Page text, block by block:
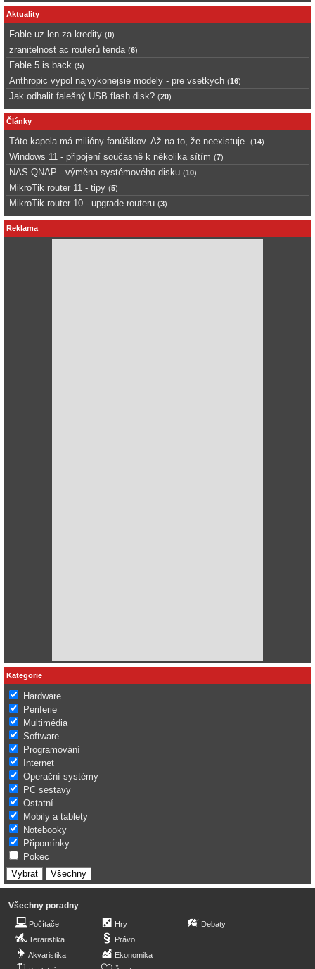
Aktuality
Fable uz len za kredity (0)
zranitelnost ac routerů tenda (6)
Fable 5 is back (5)
Anthropic vypol najvykonejsie modely - pre vsetkych (16)
Jak odhalit falešný USB flash disk? (20)
Články
Táto kapela má milióny fanúšikov. Až na to, že neexistuje. (14)
Windows 11 - připojení současně k několika sítím (7)
NAS QNAP - výměna systémového disku (10)
MikroTik router 11 - tipy (5)
MikroTik router 10 - upgrade routeru (3)
Reklama
Kategorie
Hardware
Periferie
Multimédia
Software
Programování
Internet
Operační systémy
PC sestavy
Ostatní
Mobily a tablety
Notebooky
Připomínky
Pokec
Všechny poradny
Počítače
Teraristika
Akvaristika
Hry
Právo
Ekonomika
Debaty